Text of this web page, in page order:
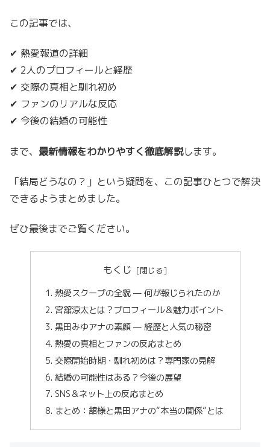
この記事では、
✔ 熱愛報道の詳細
✔ 2人のプロフィールと経歴
✔ 交際の真相と馴れ初め
✔ ファンのリアルな反応
✔ 今後の結婚の可能性
まで、 最新情報をわかりやすく徹底解説します。
「結局どうなの？」という疑問を、この記事ひとつで解決
できるようまとめました。
ぜひ最後までご覧ください。
もくじ
熱愛スクープの全貌 — 何が報じられたのか
宮舘涼太とは？プロフィール＆魅力ポイント
黒田みゆアナの素顔 — 経歴と人気の秘密
熱愛の真相とファンの反応まとめ
交際開始時期・馴れ初めは？専門家の見解
結婚の可能性はある？今後の展望
SNS＆ネット上の反応まとめ
まとめ：舘様と黒田アナの“本当の関係”とは